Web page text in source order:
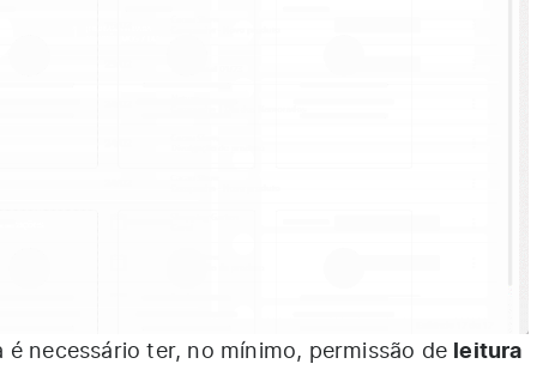
é necessário ter, no mínimo, permissão de leitura